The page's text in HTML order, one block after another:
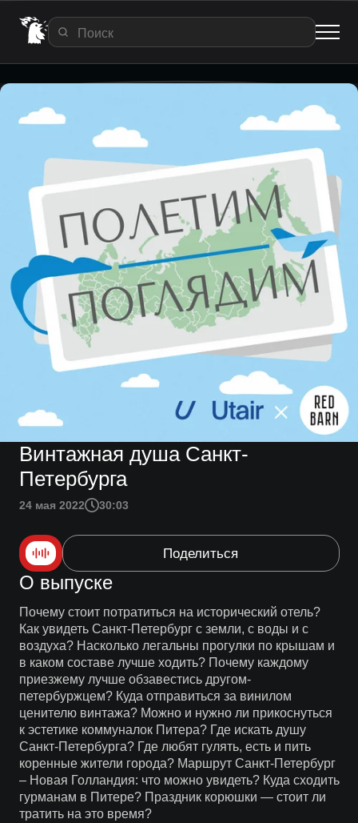
Винтажная душа Санкт-
Петербурга
24 мая 2022 30:03
Поделиться
О выпуске
Почему стоит потратиться на исторический отель?
Как увидеть Санкт-Петербург с земли, с воды и с
воздуха? Насколько легальны прогулки по крышам и
в каком составе лучше ходить? Почему каждому
приезжему лучше обзавестись другом-
петербуржцем? Куда отправиться за винилом
ценителю винтажа? Можно и нужно ли прикоснуться
к эстетике коммуналок Питера? Где искать душу
Санкт-Петербурга? Где любят гулять, есть и пить
коренные жители города? Маршрут Санкт-Петербург
– Новая Голландия: что можно увидеть? Куда сходить
гурманам в Питере? Праздник корюшки — стоит ли
тратить на это время?